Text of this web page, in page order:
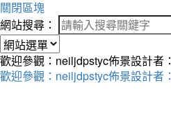
關閉區塊
網站搜尋：
歡迎參觀：neiljdpstyc佈景設計者
歡迎參觀：neiljdpstyc佈景設計者